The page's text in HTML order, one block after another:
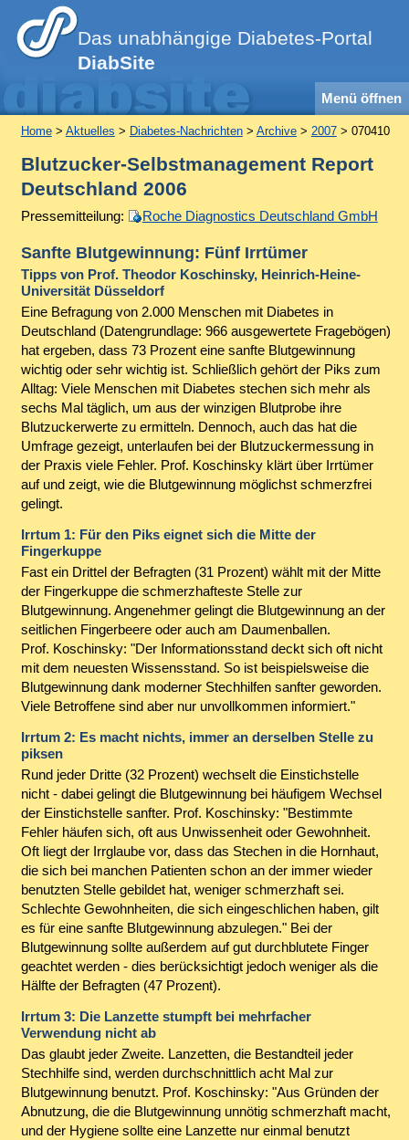
Das unabhängige Diabetes-Portal
DiabSite
Menü öffnen
Home> Aktuelles > Diabetes-Nachrichten> Archive> 2007> 070410
Blutzucker-Selbstmanagement Report
Deutschland 2006
Pressemitteilung: Roche Diagnostics Deutschland GmbH
Sanfte Blutgewinnung: Fünf Irrtümer
Tipps von Prof. Theodor Koschinsky, Heinrich-Heine-
Universität Düsseldorf
Eine Befragung von 2.000 Menschen mit Diabetes in
Deutschland (Datengrundlage: 966 ausgewertete Fragebögen)
hat ergeben, dass 73 Prozent eine sanfte Blutgewinnung
wichtig oder sehr wichtig ist. Schließlich gehört der Piks zum
Alltag: Viele Menschen mit Diabetes stechen sich mehr als
sechs Mal täglich, um aus der winzigen Blutprobe ihre
Blutzuckerwerte zu ermitteln. Dennoch, auch das hat die
Umfrage gezeigt, unterlaufen bei der Blutzuckermessung in
der Praxis viele Fehler. Prof. Koschinsky klärt über Irrtümer
auf und zeigt, wie die Blutgewinnung möglichst schmerzfrei
gelingt.
Irrtum 1: Für den Piks eignet sich die Mitte der
Fingerkuppe
Fast ein Drittel der Befragten (31 Prozent) wählt mit der Mitte
der Fingerkuppe die schmerzhafteste Stelle zur
Blutgewinnung. Angenehmer gelingt die Blutgewinnung an der
seitlichen Fingerbeere oder auch am Daumenballen.
Prof. Koschinsky: "Der Informationsstand deckt sich oft nicht
mit dem neuesten Wissensstand. So ist beispielsweise die
Blutgewinnung dank moderner Stechhilfen sanfter geworden.
Viele Betroffene sind aber nur unvollkommen informiert."
Irrtum 2: Es macht nichts, immer an derselben Stelle zu
piksen
Rund jeder Dritte (32 Prozent) wechselt die Einstichstelle
nicht - dabei gelingt die Blutgewinnung bei häufigem Wechsel
der Einstichstelle sanfter. Prof. Koschinsky: "Bestimmte
Fehler häufen sich, oft aus Unwissenheit oder Gewohnheit.
Oft liegt der Irrglaube vor, dass das Stechen in die Hornhaut,
die sich bei manchen Patienten schon an der immer wieder
benutzten Stelle gebildet hat, weniger schmerzhaft sei.
Schlechte Gewohnheiten, die sich eingeschlichen haben, gilt
es für eine sanfte Blutgewinnung abzulegen." Bei der
Blutgewinnung sollte außerdem auf gut durchblutete Finger
geachtet werden - dies berücksichtigt jedoch weniger als die
Hälfte der Befragten (47 Prozent).
Irrtum 3: Die Lanzette stumpft bei mehrfacher
Verwendung nicht ab
Das glaubt jeder Zweite. Lanzetten, die Bestandteil jeder
Stechhilfe sind, werden durchschnittlich acht Mal zur
Blutgewinnung benutzt. Prof. Koschinsky: "Aus Gründen der
Abnutzung, die die Blutgewinnung unnötig schmerzhaft macht,
und der Hygiene sollte eine Lanzette nur einmal benutzt